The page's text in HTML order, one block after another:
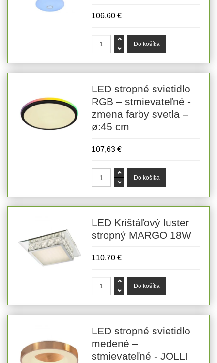
106,60 €
LED stropné svietidlo
RGB – stmievateľné -
zmena farby svetla –
ø:45 cm
107,63 €
LED Krištáľový luster
stropný MARGO 18W
110,70 €
LED stropné svietidlo
medené –
stmievateľné - JOLLI